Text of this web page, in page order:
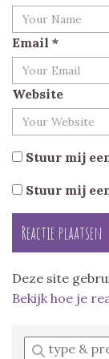
Email *
Website
Stuur mij
Stuur mij
Deze site
Bekijk hoe je
Enter